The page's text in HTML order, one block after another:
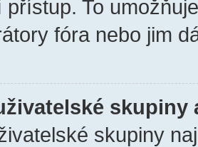
přístup. To
fóra nebo jim
skupiny
skupiny